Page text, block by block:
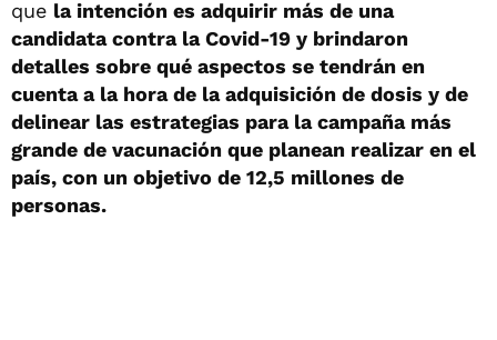
que la intención es adquirir más de una
candidata contra la Covid-19 y brindaron
detalles sobre qué aspectos se tendrán en
cuenta a la hora de la adquisición de dosis y de
delinear las estrategias para la campaña más
grande de vacunación que planean realizar en el
país, con un objetivo de 12,5 millones de
personas.